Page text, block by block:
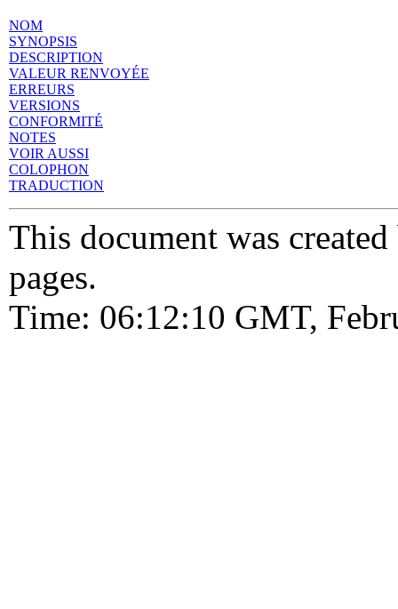
NOM
SYNOPSIS
DESCRIPTION
VALEUR RENVOYÉE
ERREURS
VERSIONS
CONFORMITÉ
NOTES
VOIR AUSSI
COLOPHON
TRADUCTION
This document was
pages.
Time: 06:12:10 GMT,